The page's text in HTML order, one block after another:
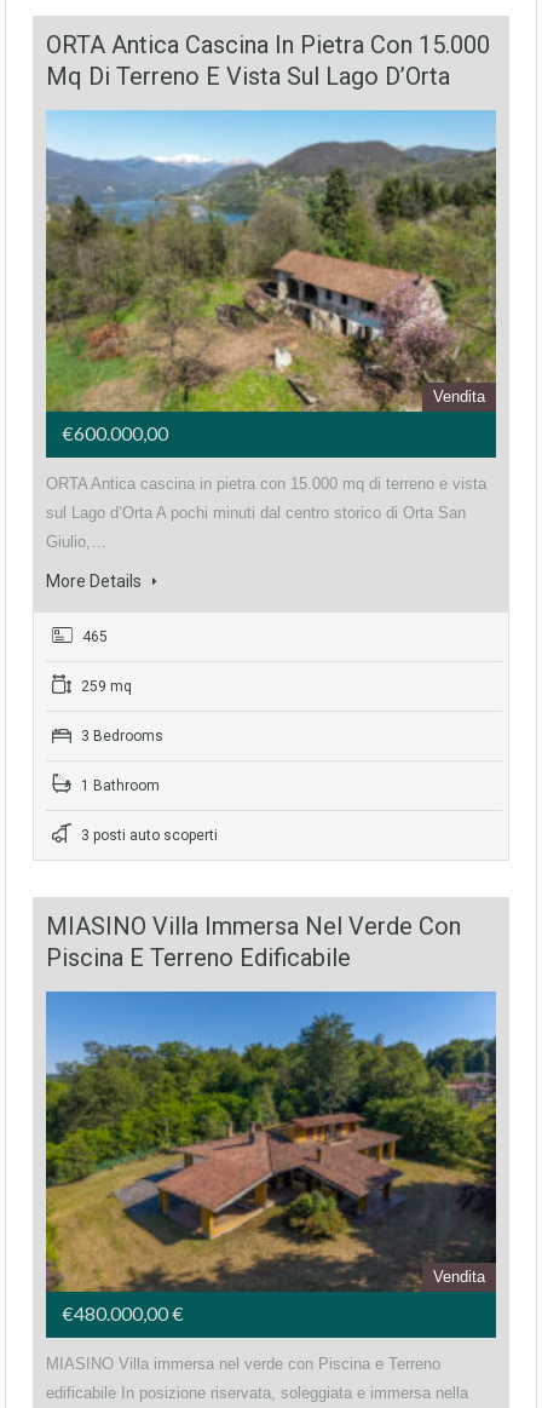
ORTA Antica Cascina In Pietra Con 15.000
Mq Di Terreno E Vista Sul Lago D’Orta
Vendita
€600.000,00
ORTA Antica cascina in pietra con 15.000 mq di terreno e vista
sul Lago d’Orta A pochi minuti dal centro storico di Orta San
Giulio,…
More Details
465
259 mq
3 Bedrooms
1 Bathroom
3 posti auto scoperti
MIASINO Villa Immersa Nel Verde Con
Piscina E Terreno Edificabile
Vendita
€480.000,00 €
MIASINO Villa immersa nel verde con Piscina e Terreno
edificabile In posizione riservata, soleggiata e immersa nella